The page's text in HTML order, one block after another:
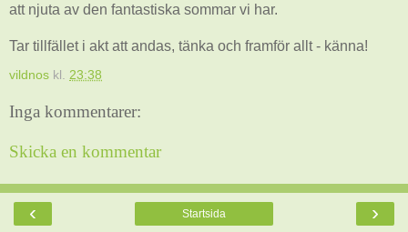
att njuta av den fantastiska sommar vi har.
Tar tillfället i akt att andas, tänka och framför allt - känna!
vildnos kl. 23:38
Inga kommentarer:
Skicka en kommentar
‹ ›
Startsida